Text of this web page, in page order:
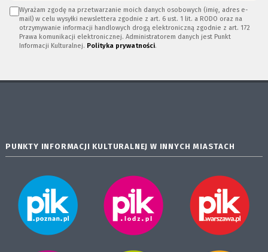
Wyrażam zgodę na przetwarzanie moich danych osobowych (imię, adres e-
mail) w celu wysyłki newslettera zgodnie z art. 6 ust. 1 lit. a RODO oraz na
otrzymywanie informacji handlowych drogą elektroniczną zgodnie z art. 172
Prawa komunikacji elektronicznej. Administratorem danych jest Punkt
Informacji Kulturalnej. Polityka prywatności.
PUNKTY INFORMACJI KULTURALNEJ W INNYCH MIASTACH